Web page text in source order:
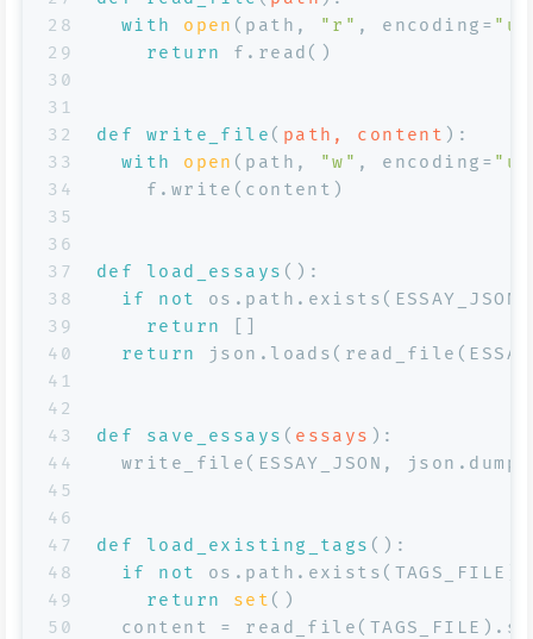
28
29
30
31
32
33
34
35
36
37
38
39
40
41
42
43
44
45
46
47
48
49
50
with
open (path, "r" , encoding=
return
f.read()
def write_file ( path, content ):
with
open (path, "w" , encoding=
    f.write(content)
def load_essays ():
if
not
return
return
def save_essays ( essays ):
write_file(ESSAY_JSON,
def load_existing_tags ():
if
not
os.path.exists(TAGS_FILE):
return
set ()
content =